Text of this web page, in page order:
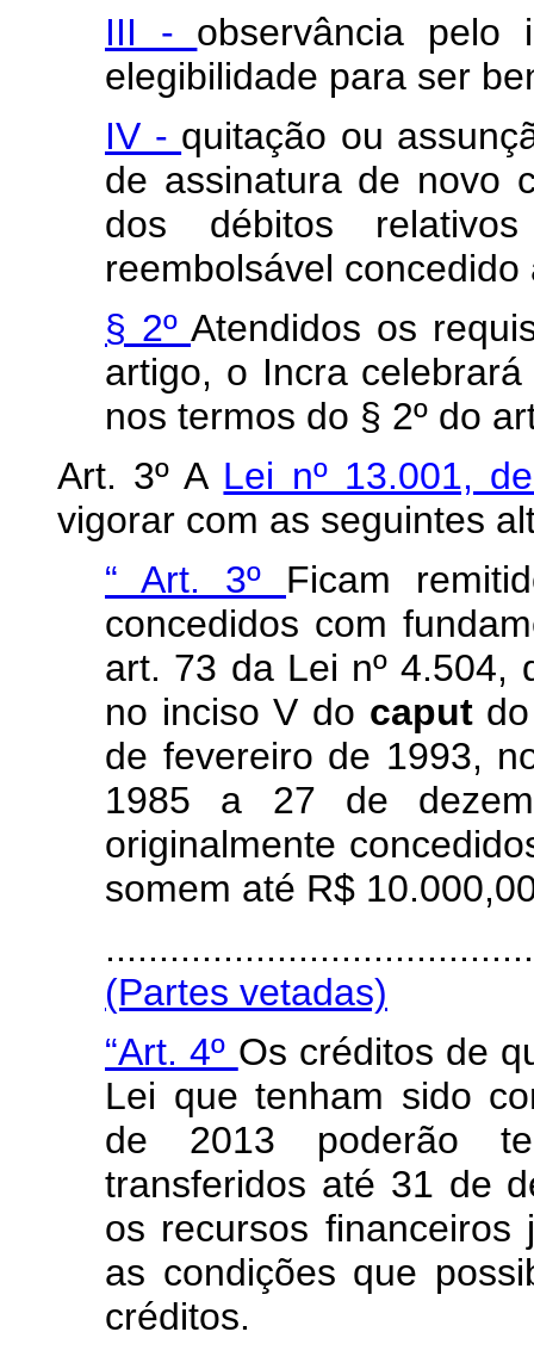
III - observância pelo
elegibilidade para ser
IV - quitação ou
de assinatura de novo
dos débitos
reembolsável
§ 2º Atendidos os
artigo, o Incra
nos termos do § 2º do
Art. 3º A Lei nº 13.001,
vigorar com as seguintes
“ Art. 3º Ficam
concedidos com
art. 73 da Lei nº 4.504,
no inciso V do caput
de fevereiro de 1993,
1985 a 27 de
originalmente
somem até R$
(Partes vetadas)
“Art. 4º Os créditos de
Lei que tenham sido
de 2013 poderão
transferidos até 31 de
os recursos financeiros
as condições que
créditos.